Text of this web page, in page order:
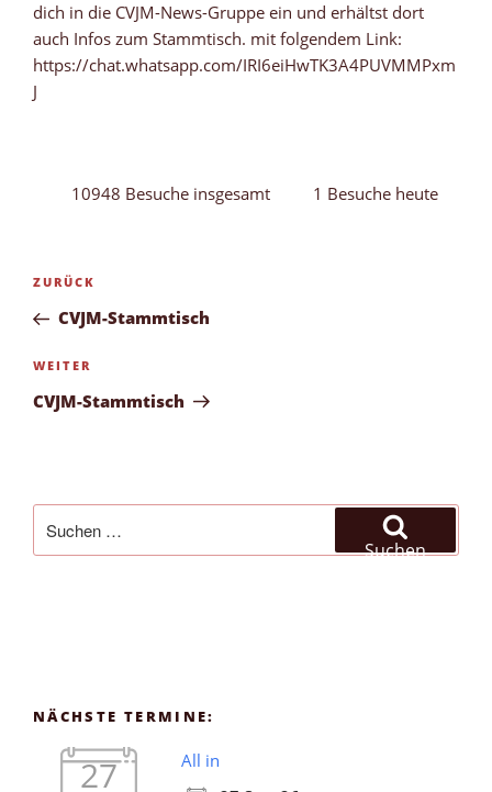
dich in die CVJM-News-Gruppe ein und erhältst dort
auch Infos zum Stammtisch. mit folgendem Link:
https://chat.whatsapp.com/IRI6eiHwTK3A4PUVMMPxm
J
10948 Besuche insgesamt 1 Besuche heute
Beitragsnavigation
Vorheriger
Beitrag
ZURÜCK
CVJM-Stammtisch
Nächster
Beitrag
WEITER
CVJM-Stammtisch
nach:
Suchen
NÄCHSTE TERMINE:
27
All in